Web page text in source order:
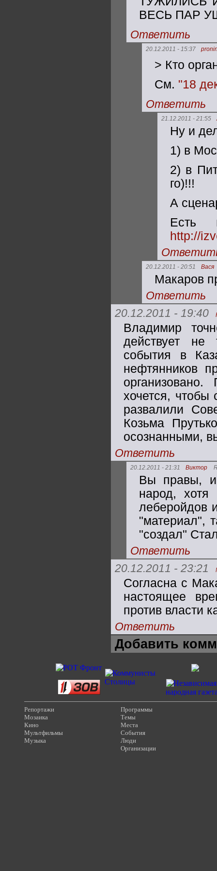
ВЕСЬ ПАР
Ответить
20.12.2011 - 15:37
> Кто
См. "18
Ответить
21.12.2011 - 21:55
Ну и
1) в
2) в
го)!!!
А
Есть
http://
20.12.2011 - 20:51 Вася
Макаров
Ответить
20.12.2011 - 19:40
Владимир
действует
события в
нефтянников
хочется,
развалили
Козьма
осознанными,
Ответить
20.12.2011 - 21:31 Виктор
Вы правы, и
народ, хотя
леберойдов
"материал",
"создал"
Ответить
20.12.2011 - 23:21
Согласна с
настоящее
против власти
Ответить
Добавить
Репортажи
Мозаика
Кино
Мультфильмы
Музыка
Программы
Темы
Места
События
Люди
Организации